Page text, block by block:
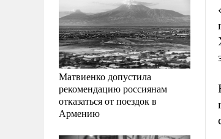
Матвиенко допустила
рекомендацию россиянам
отказаться от поездок в
Армению